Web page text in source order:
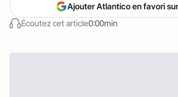
Écoutez cet article0:00min
Ajouter Atlantico en favori